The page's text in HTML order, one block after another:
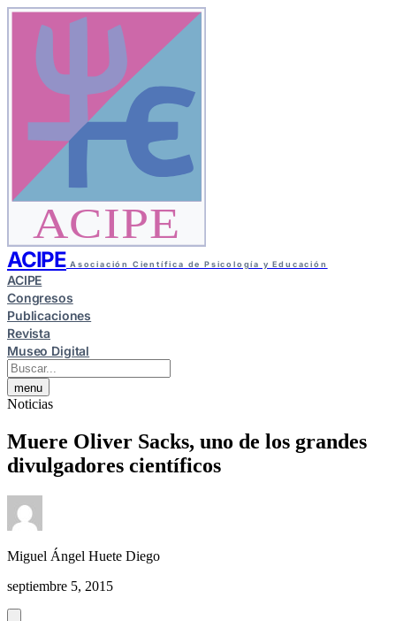
ACIPE
ACIPE Asociación Científica de Psicología y Educación
ACIPE
Congresos
Publicaciones
Revista
Museo Digital
menu
Noticias
Muere Oliver Sacks, uno de los grandes
divulgadores científicos
Miguel Ángel Huete Diego
septiembre 5, 2015